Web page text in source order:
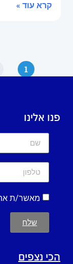
קרא עוד »
1
פנו אלינו
מאשר/ת
שלח
הכי נצפים